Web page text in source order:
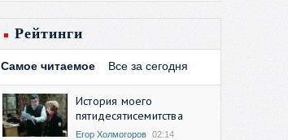
Рейтинги
Самое читаемое Все за сегодня
История моего
пятидесятисемитства
Егор Холмогоров 02:14